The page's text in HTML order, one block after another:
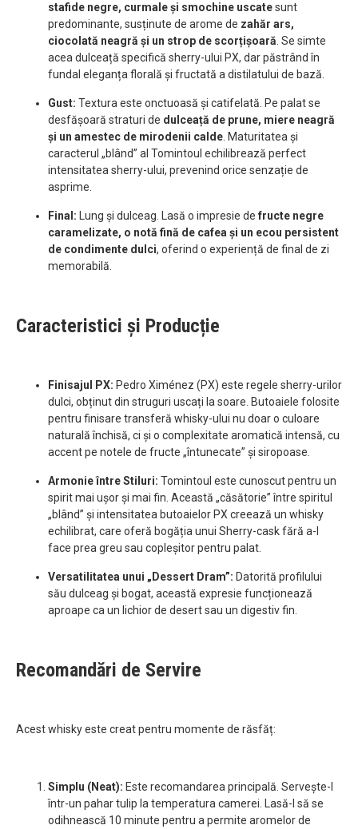
stafide negre, curmale și smochine uscatesunt
predominante, susținute de arome de zahăr ars,
ciocolată neagră și un strop de scorțișoară. Se simte
acea dulceață specifică sherry-ului PX, dar păstrând în
fundal eleganța florală și fructată a distilatului de bază.
Gust: Textura este onctuoasă și catifelată. Pe palat se
desfășoară straturi de dulceață de prune, miere neagră
și un amestec de mirodenii calde. Maturitatea și
caracterul „blând” al Tomintoul echilibrează perfect
intensitatea sherry-ului, prevenind orice senzație de
asprime.
Final: Lung și dulceag. Lasă o impresie de fructe negre
caramelizate, o notă fină de cafea și un ecou persistent
de condimente dulci, oferind o experiență de final de zi
memorabilă.
Caracteristici și Producție
Finisajul PX: Pedro Ximénez (PX) este regele sherry-urilor
dulci, obținut din struguri uscați la soare. Butoaiele folosite
pentru finisare transferă whisky-ului nu doar o culoare
naturală închisă, ci și o complexitate aromatică intensă, cu
accent pe notele de fructe „întunecate” și siropoase.
Armonie între Stiluri: Tomintoul este cunoscut pentru un
spirit mai ușor și mai fin. Această „căsătorie” între spiritul
„blând” și intensitatea butoaielor PX creează un whisky
echilibrat, care oferă bogăția unui Sherry-cask fără a-l
face prea greu sau copleșitor pentru palat.
Versatilitatea unui „Dessert Dram”: Datorită profilului
său dulceag și bogat, această expresie funcționează
aproape ca un lichior de desert sau un digestiv fin.
Recomandări de Servire
Acest whisky este creat pentru momente de răsfăț:
Simplu (Neat): Este recomandarea principală. Servește-l
într-un pahar tulip la temperatura camerei. Lasă-l să se
odihnească 10 minute pentru a permite aromelor de